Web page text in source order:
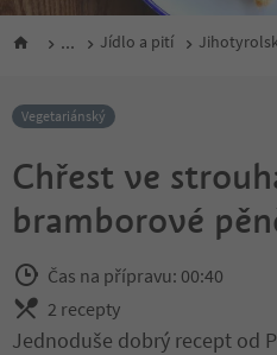
... Jídlo a pití
Vegetariánský
Chřest ve
bramborové
Čas na přípravu: 00:40
2 recepty
Jednoduše dobrý recept od